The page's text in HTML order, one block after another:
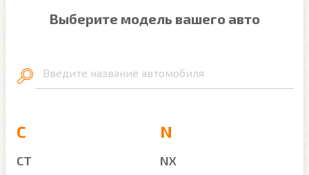
Выберите модель вашего авто
Введите название автомобиля
C
CT
N
NX